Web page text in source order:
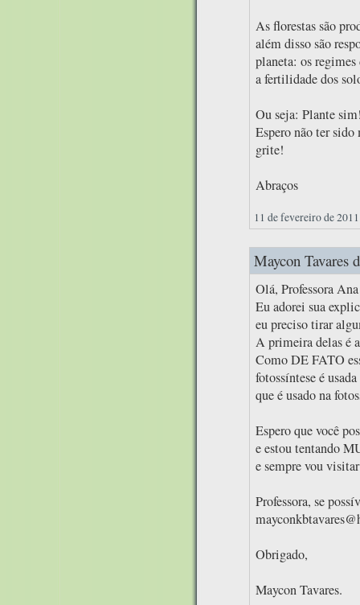
As florestas são
além disso são
planeta: os regimes
a fertilidade dos
Ou seja: Plante
Espero não ter
grite!
Abraços
11 de fevereiro de
Maycon Tavares
Olá, Professora
Eu adorei sua
eu preciso tirar
A primeira delas é
Como DE FATO
fotossíntese é
que é usado na
Espero que você
e estou tentando
e sempre vou
Professora, se
Obrigado,
Maycon Tavares.